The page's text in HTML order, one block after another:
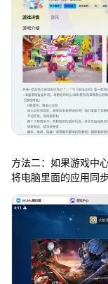
方法二：如果游戏中
将电脑里面的应用同